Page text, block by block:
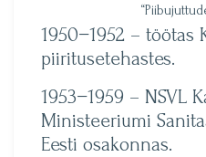
1950−1952 – töötas
piiritusetehastes.
1953−1959 – NSVL
Ministeeriumi
Eesti osakonnas.